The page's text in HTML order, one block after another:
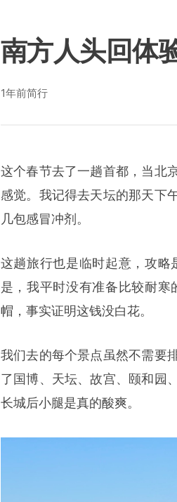
南方人头回体
1年前简行
这个春节去了一趟首都，当北
感觉。我记得去天坛的那天下
几包感冒冲剂。
这趟旅行也是临时起意，攻
是，我平时没有准备比较耐
帽，事实证明这钱没白花。
我们去的每个景点虽然不需要
了国博、天坛、故宫、颐和园
长城后小腿是真的酸爽。